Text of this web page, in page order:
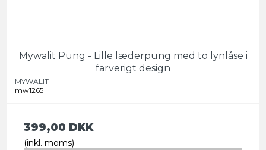
Mywalit Pung - Lille læderpung med to lynlåse i
farverigt design
MYWALIT
mw1265
399,00 DKK
(inkl. moms)